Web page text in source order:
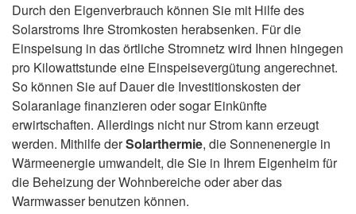
Durch den Eigenverbrauch können Sie mit Hilfe des
Solarstroms Ihre Stromkosten herabsenken. Für die
Einspeisung in das örtliche Stromnetz wird Ihnen hingegen
pro Kilowattstunde eine Einspeisevergütung angerechnet.
So können Sie auf Dauer die Investitionskosten der
Solaranlage finanzieren oder sogar Einkünfte
erwirtschaften. Allerdings nicht nur Strom kann erzeugt
werden. Mithilfe derSolarthermie, die Sonnenenergie in
Wärmeenergie umwandelt, die Sie in Ihrem Eigenheim für
die Beheizung der Wohnbereiche oder aber das
Warmwasser benutzen können.